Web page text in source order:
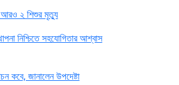
আরও ২ শিশুর মৃত্যু
নিশ্চিতে সহযোগিতার আশ্বাস
কবে, জানালেন উপদেষ্টা